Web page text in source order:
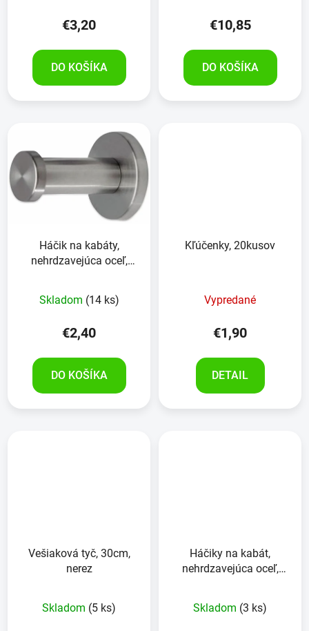
€3,20
DO KOŠÍKA
€10,85
DO KOŠÍKA
Háčik na kabáty,
nehrdzavejúca oceľ,
Skladom (14 ks)
€2,40
DO KOŠÍKA
Kľúčenky, 20kusov
Vypredané
€1,90
DETAIL
Vešiaková tyč, 30cm,
nerez
Skladom (5 ks)
Háčiky na kabát,
nehrdzavejúca oceľ,
Skladom (3 ks)